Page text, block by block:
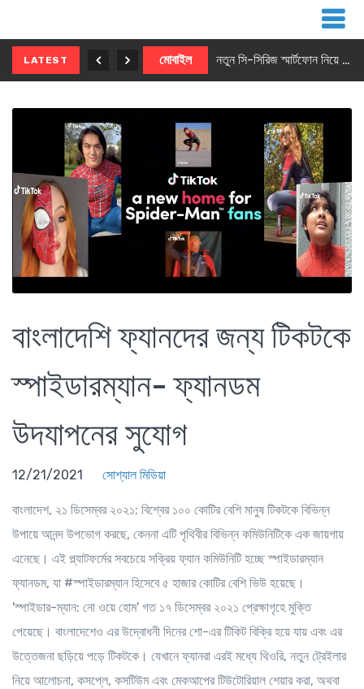
LATEST মোবাইল নতুন সি-সিরিজ স্মার্টফোন নিয়ে আসছে রিয়েলমি
বাংলাদেশি ফ্যানদের জন্য টিকটকে
স্পাইডারম্যান- ফ্যানডম
উদযাপনের সুযোগ
12/21/2021 সোশ্যাল মিডিয়া
বাংলাদেশ, ২১ ডিসেম্বর ২০২১: বিশ্বের ১০০ কোটির বেশি মানুষ টিকটকে বিভিন্ন
উপায়ে আনন্দ উপভোগ করছে, কেননা এটি পৃথিবীর বিভিন্ন কমিউনিটিকে এক জায়গায়
এনেছে। এই প্ল্যাটফর্মের সবচেয়ে সক্রিয় ফ্যান কমিউনিটি হচ্ছে স্পাইডারম্যান
ফ্যানডম, যা #স্পাইডারম্যান হিসেবে ৫ হাজার কোটির বেশি ভিউ হয়েছে।
'স্পাইডার-ম্যান: নো ওয়ে হোম' গত ১৭ ডিসেম্বর ২০২১ প্রেক্ষাগৃহে মুক্তি
পেয়েছে। বাংলাদেশেও এর উদ্বোধনী দিনের শো-এর টিকিট বিক্রি হয়ে যায় এবং এর
উত্তেজনা ছড়িয়ে পড়ে টিকটকে। যেখানে ফ্যানরা এরই মধ্যে থিওরি, নতুন ট্রেইলার
নিয়ে আলোচনা, কসপ্লে, কসটিউম এবং মেকআপের টিউটোরিয়াল শেয়ার করা, অথবা